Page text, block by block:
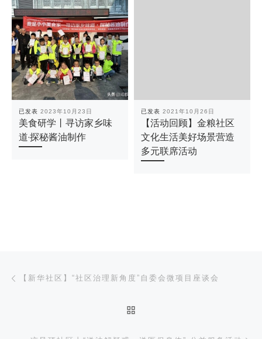
已发表 2023年10月23日
美食研学丨寻访家乡味
道·探秘酱油制作
已发表 2021年10月26日
【活动回顾】金粮社区
文化生活美好场景营造
多元联席活动
文章导航
【新华社区】“社区治理新角度”自委会微项目座谈会